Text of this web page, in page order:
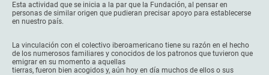
Esta actividad que se inicia a la par que la Fundación, al pensar en
personas de similar origen que pudieran precisar apoyo para establecerse
en nuestro país.
La vinculación con el colectivo iberoamericano tiene su razón en el hecho
de los numerosos familiares y conocidos de los patronos que tuvieron que
emigrar en su momento a aquellas
tierras, fueron bien acogidos y, aún hoy en día muchos de ellos o sus